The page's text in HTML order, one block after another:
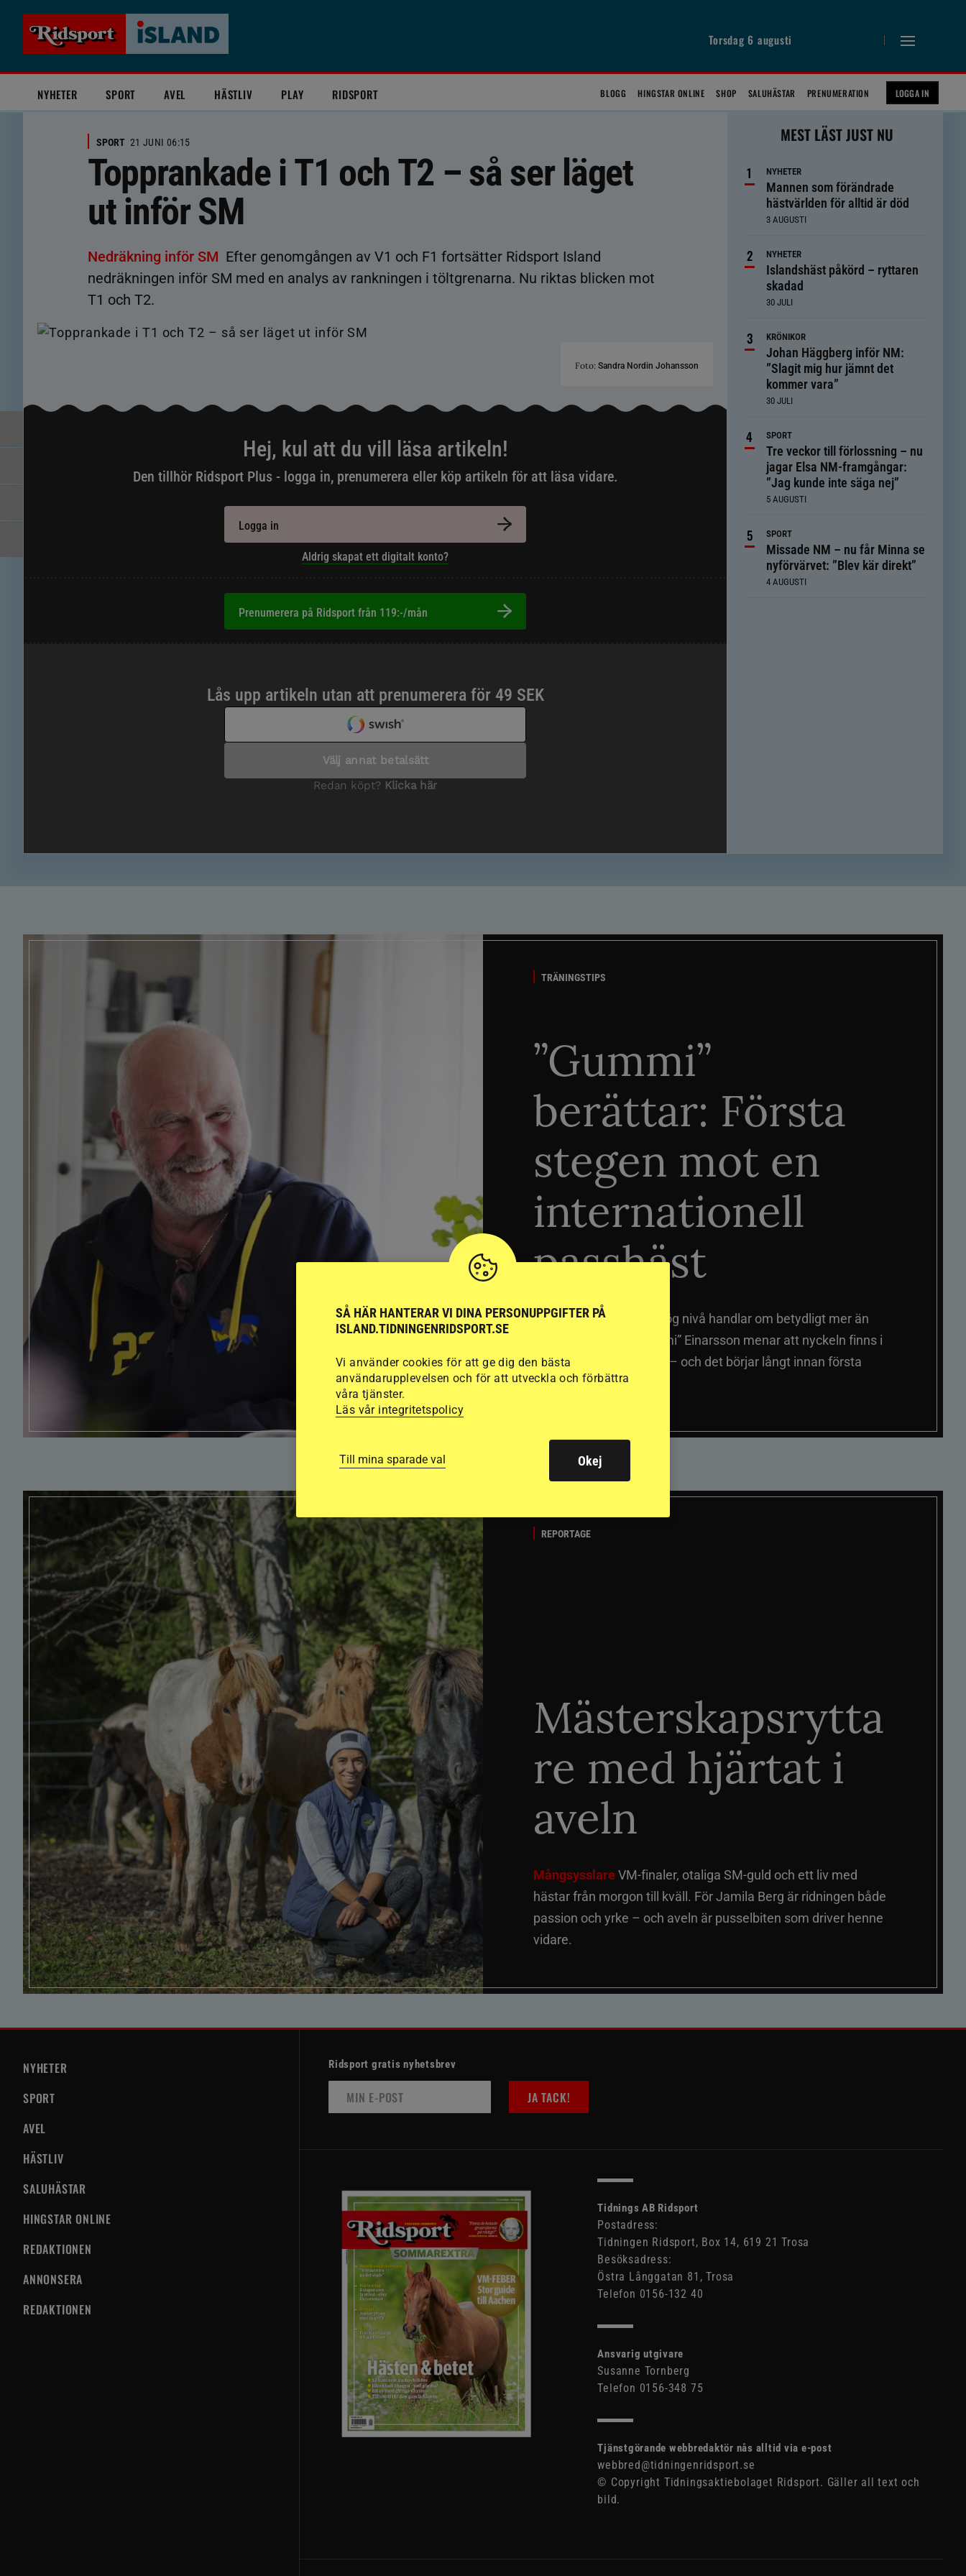
Torsdag 6 augusti
NYHETER SPORT AVEL HÄSTLIV PLAY RIDSPORT BLOGG HINGSTAR ONLINE SHOP SALUHÄSTAR PRENUMERATION LOGGA IN
SPORT 21 JUNI 06:15
Topprankade i T1 och T2 – så ser läget
ut inför SM
Nedräkning inför SM Efter genomgången av V1 och F1 fortsätter Ridsport Island
nedräkningen inför SM med en analys av rankningen i töltgrenarna. Nu riktas blicken mot
T1 och T2.
Foto: Sandra Nordin Johansson
Hej, kul att du vill läsa artikeln!
Den tillhör Ridsport Plus - logga in, prenumerera eller köp artikeln för att läsa vidare.
Logga in
Aldrig skapat ett digitalt konto?
Prenumerera på Ridsport från 119:-/mån
MEST LÄST JUST NU
NYHETER
Mannen som förändrade
hästvärlden för alltid är död
3 AUGUSTI
NYHETER
Islandshäst påkörd – ryttaren
skadad
30 JULI
KRÖNIKOR
Johan Häggberg inför NM:
”Slagit mig hur jämnt det
kommer vara”
30 JULI
SPORT
Tre veckor till förlossning – nu
jagar Elsa NM-framgångar:
”Jag kunde inte säga nej”
5 AUGUSTI
SPORT
Missade NM – nu får Minna se
nyförvärvet: ”Blev kär direkt”
4 AUGUSTI
TRÄNINGSTIPS
”Gummi”
berättar: Första
stegen mot en
internationell
passhäst
Del 1Att rida pass på hög nivå handlar om betydligt mer än
fart. Guðmundur “Gummi” Einarsson menar att nyckeln finns i
det många hoppar över – och det börjar långt innan första
passläggningen.
REPORTAGE
Mästerskapsrytta
re med hjärtat i
aveln
MångsysslareVM-finaler, otaliga SM-guld och ett liv med
hästar från morgon till kväll. För Jamila Berg är ridningen både
passion och yrke – och aveln är pusselbiten som driver henne
vidare.
NYHETER
SPORT
AVEL
HÄSTLIV
SALUHÄSTAR
HINGSTAR ONLINE
REDAKTIONEN
ANNONSERA
REDAKTIONEN
Ridsport gratis nyhetsbrev
JA TACK!
Tidnings AB Ridsport
Postadress:
Tidningen Ridsport, Box 14, 619 21 Trosa
Besöksadress:
Östra Långgatan 81, Trosa
Telefon 0156-132 40
Ansvarig utgivare
Susanne Tornberg
Telefon 0156-348 75
Tjänstgörande webbredaktör nås alltid via e-post
webbred@tidningenridsport.se
© Copyright Tidningsaktiebolaget Ridsport. Gäller all text och
bild.
SÅ HÄR HANTERAR VI DINA PERSONUPPGIFTER PÅ
ISLAND.TIDNINGENRIDSPORT.SE
Vi använder cookies för att ge dig den bästa
användarupplevelsen och för att utveckla och förbättra
våra tjänster.
Läs vår integritetspolicy
Till mina sparade val Okej